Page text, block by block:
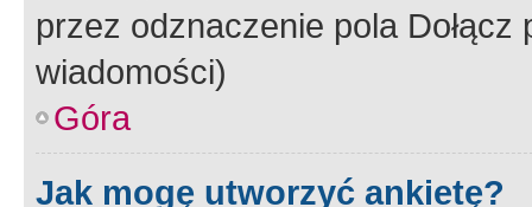
przez odznaczenie pola
wiadomości)
Góra
Jak mogę utworzyć ankietę?